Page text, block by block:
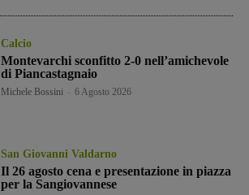
Calcio
Montevarchi sconfitto 2-0 nell’amichevole
di Piancastagnaio
Michele Bossini 6 Agosto 2026
San Giovanni Valdarno
Il 26 agosto cena e presentazione in piazza
per la Sangiovannese